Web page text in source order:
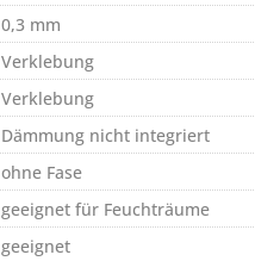
0,3 mm
Verklebung
Verklebung
Dämmung nicht integriert
ohne Fase
geeignet für Feuchträume
geeignet